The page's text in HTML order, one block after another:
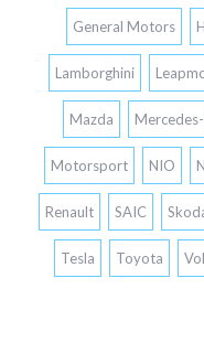
General Motors
Lamborghini
Mazda
Motorsport NIO
Renault SAIC
Tesla Toyota